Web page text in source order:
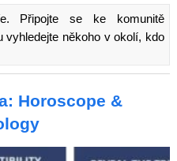
Připojte se ke komunitě
vyhledejte někoho v okolí, kdo
Horoscope &